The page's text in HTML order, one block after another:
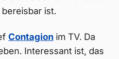
ist.
Contagion im TV. Da
Interessant ist, das